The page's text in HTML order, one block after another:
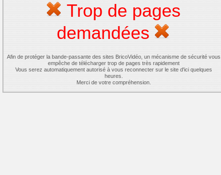
Trop de pages
demandées
Afin de protéger la bande-passante des sites BricoVidéo, un mécanisme de sécurité vous
empêche de télécharger trop de pages très rapidement
Vous serez automatiquement autorisé à vous reconnecter sur le site d'ici quelques
heures.
Merci de votre compréhension.